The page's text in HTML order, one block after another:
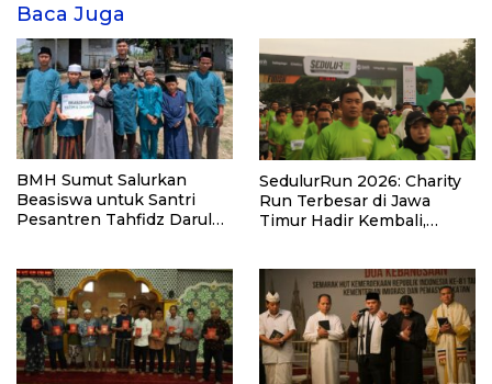
Baca Juga
BMH Sumut Salurkan
Beasiswa untuk Santri
Pesantren Tahfidz Darul
SedulurRun 2026: Charity
Run Terbesar di Jawa
Timur Hadir Kembali,
Santri dan Guru Honorer